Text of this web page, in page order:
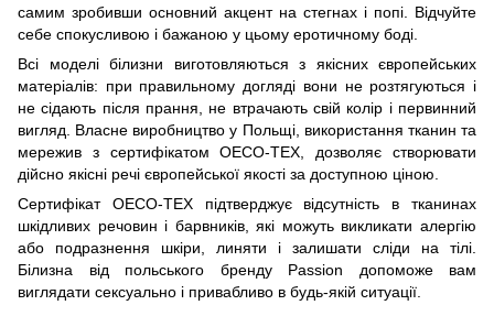
самим зробивши основний акцент на стегнах і попі. Відчуйте
себе спокусливою і бажаною у цьому еротичному боді.
Всі моделі білизни виготовляються з якісних європейських
матеріалів: при правильному догляді вони не розтягуються і
не сідають після прання, не втрачають свій колір і первинний
вигляд. Власне виробництво у Польщі, використання тканин та
мережив з сертифікатом OECO-TEX, дозволяє створювати
дійсно якісні речі європейської якості за доступною ціною.
Сертифікат OECO-TEX підтверджує відсутність в тканинах
шкідливих речовин і барвників, які можуть викликати алергію
або подразнення шкіри, линяти і залишати сліди на тілі.
Білизна від польського бренду Passion допоможе вам
виглядати сексуально і привабливо в будь-якій ситуації.